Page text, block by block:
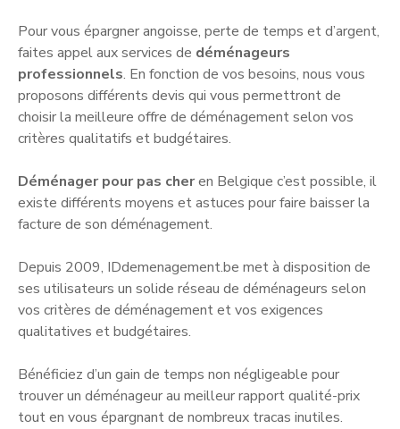
Pour vous épargner angoisse, perte de temps et d’argent,
faites appel aux services de déménageurs
professionnels. En fonction de vos besoins, nous vous
proposons différents devis qui vous permettront de
choisir la meilleure offre de déménagement selon vos
critères qualitatifs et budgétaires.
Déménager pour pas cheren Belgique c’est possible, il
existe différents moyens et astuces pour faire baisser la
facture de son déménagement.
Depuis 2009, IDdemenagement.be met à disposition de
ses utilisateurs un solide réseau de déménageurs selon
vos critères de déménagement et vos exigences
qualitatives et budgétaires.
Bénéficiez d’un gain de temps non négligeable pour
trouver un déménageur au meilleur rapport qualité-prix
tout en vous épargnant de nombreux tracas inutiles.